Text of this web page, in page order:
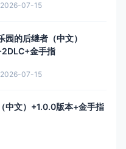
2026-07-15
园的后继者（中文）
金手指
2026-07-15
中文）+1.0.0版本+金手指